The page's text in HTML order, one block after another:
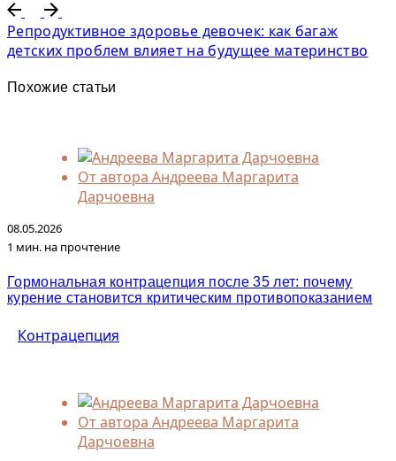
Репродуктивное здоровье девочек: как багаж
детских проблем влияет на будущее материнство
Похожие статьи
От автора Андреева Маргарита
Дарчоевна
08.05.2026
1 мин. на прочтение
Гормональная контрацепция после 35 лет: почему
курение становится критическим противопоказанием
Контрацепция
От автора Андреева Маргарита
Дарчоевна